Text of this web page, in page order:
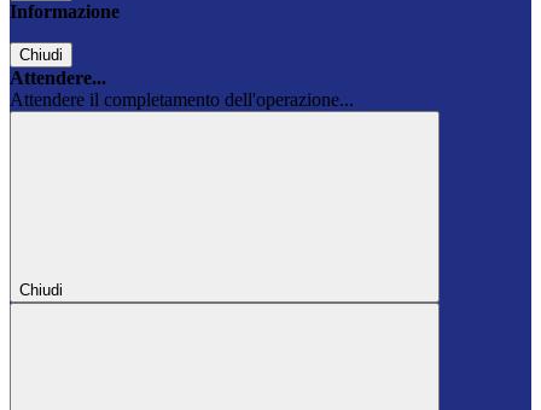
Informazione
Chiudi
Attendere...
Attendere il completamento dell'operazione...
Chiudi